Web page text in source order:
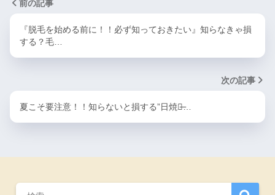
前の記事
『脱毛を始める前に！！必ず知っておきたい』知らなきゃ損
する？毛…
次の記事
夏こそ要注意！！知らないと損する”日焼け̶…